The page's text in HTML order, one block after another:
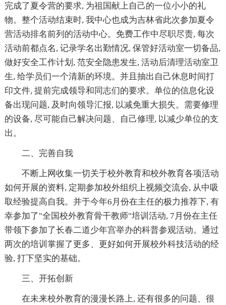
完成了夏令营的要求, 为祖国献上自己的一位小小的礼
物。整个活动结束时, 我中心也成为吉林省此次参加夏令
营活动排名前列的活动中心。免费工作中尽职尽责, 每次
活动前都点名, 记录学名出勤情况, 保管好活动室一切备品,
做好安全工作计划, 范安全隐患发生, 活动后清理活动室卫
生, 给学员们一个清新的环境。并且抽出自己休息时间打
印文件, 提前完成领导和同志们的要求。单位的信息化设
备出现问题, 及时向领导汇报, 以减免重大损失。需要修理
的设备, 尽可能自己解决问题、自己修理, 以减少单位的支
出。
二、完善自我
不断上网收集一切关于校外教育和校外教育各项活动
如何开展的资料, 定期参加校外组织上视频交流会, 从中吸
取经验提高自我。并于今年6月份在主任的极力推荐下, 有
幸参加了"全国校外教育骨干教师"培训活动, 7月份在主任
带领下参加了长春二道少年宫举办的科普参观活动。通过
两次的培训掌握了更多、更好如何开展校外科技活动的经
验, 打下坚实的基础。
三、开拓创新
在未来校外教育的漫漫长路上, 还有很多的问题、很